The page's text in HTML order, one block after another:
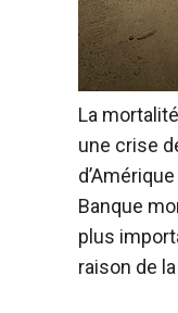
La
une crise
Banque
plus
raison de